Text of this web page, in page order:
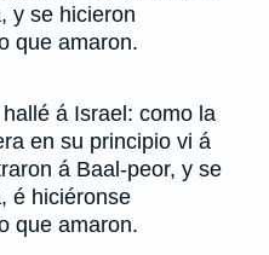
y se hicieron
que amaron.
á Israel: como la
en su principio vi á
á Baal-peor, y se
é hiciéronse
que amaron.